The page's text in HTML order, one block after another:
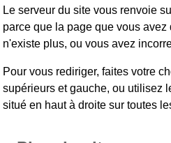
Le serveur du site vous renvoie
parce que la page que vous
n'existe plus, ou vous avez
Pour vous rediriger, faites votre
supérieurs et gauche, ou utilisez
situé en haut à droite sur toutes